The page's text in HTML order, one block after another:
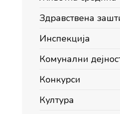
Здравствена
Инспекција
Комунални
Конкурси
Култура